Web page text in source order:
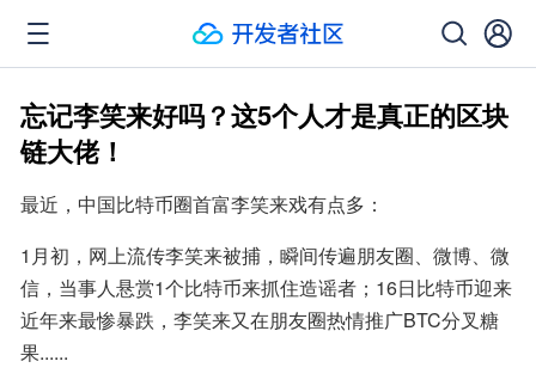
忘记李笑来好吗？这5个人才是真正的区块
链大佬！
最近，中国比特币圈首富李笑来戏有点多：
1月初，网上流传李笑来被捕，瞬间传遍朋友圈、微博、微
信，当事人悬赏1个比特币来抓住造谣者；16日比特币迎来
近年来最惨暴跌，李笑来又在朋友圈热情推广BTC分叉糖
果......